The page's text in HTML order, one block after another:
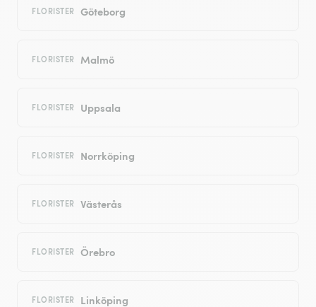
FLORISTER Göteborg
FLORISTER Malmö
FLORISTER Uppsala
FLORISTER Norrköping
FLORISTER Västerås
FLORISTER Örebro
FLORISTER Linköping